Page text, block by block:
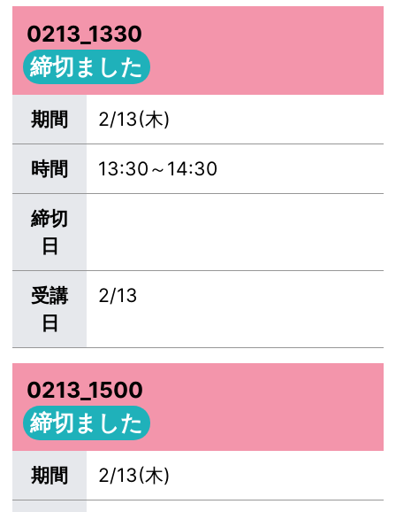
0213_1330
締切ました
期間 2/13(木)
時間 13:30～14:30
締切
日
受講
日
2/13
0213_1500
締切ました
期間 2/13(木)